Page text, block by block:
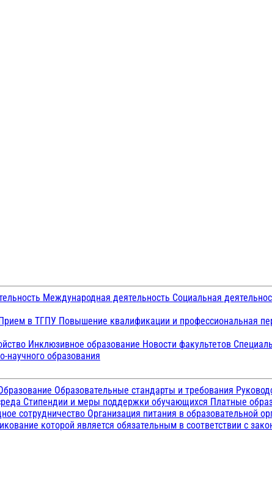
Международная деятельность Социальная
в ТГПУ Повышение квалификации и профессиональная
Инклюзивное образование Новости факультетов
научного образования
Образовательные стандарты и требования
Стипендии и меры поддержки обучающихся Платные
сотрудничество Организация питания в образовательной
которой является обязательным в соответствии с